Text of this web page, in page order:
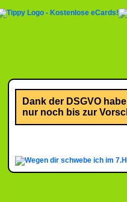
Dank der DSGVO
nur noch bis zur